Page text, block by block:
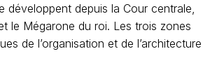
développent depuis la Cour centrale,
le Mégarone du roi. Les trois zones
de l’organisation et de l’architecture